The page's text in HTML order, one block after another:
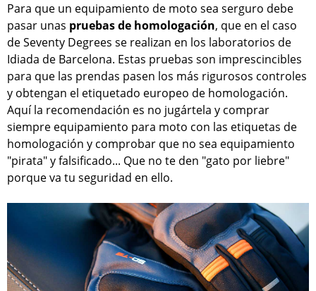
Para que un equipamiento de moto sea serguro debe
pasar unas pruebas de homologación, que en el caso
de Seventy Degrees se realizan en los laboratorios de
Idiada de Barcelona. Estas pruebas son imprescincibles
para que las prendas pasen los más rigurosos controles
y obtengan el etiquetado europeo de homologación.
Aquí la recomendación es no jugártela y comprar
siempre equipamiento para moto con las etiquetas de
homologación y comprobar que no sea equipamiento
"pirata" y falsificado... Que no te den "gato por liebre"
porque va tu seguridad en ello.